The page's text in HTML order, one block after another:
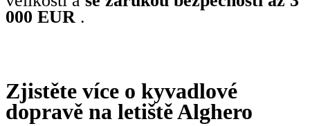
000 EUR .
Zjistěte více o kyvadlové
dopravě na letiště Alghero